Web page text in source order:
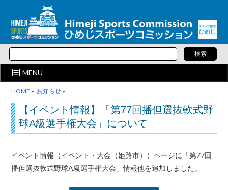
MENU
HOME » お知らせ »
【イベント情報】「第77回播但選抜軟式野
球A級選手権大会」について
イベント情報（イベント・大会（姫路市））ページに「第77回
播但選抜軟式野球A級選手権大会」情報他を追加しました。